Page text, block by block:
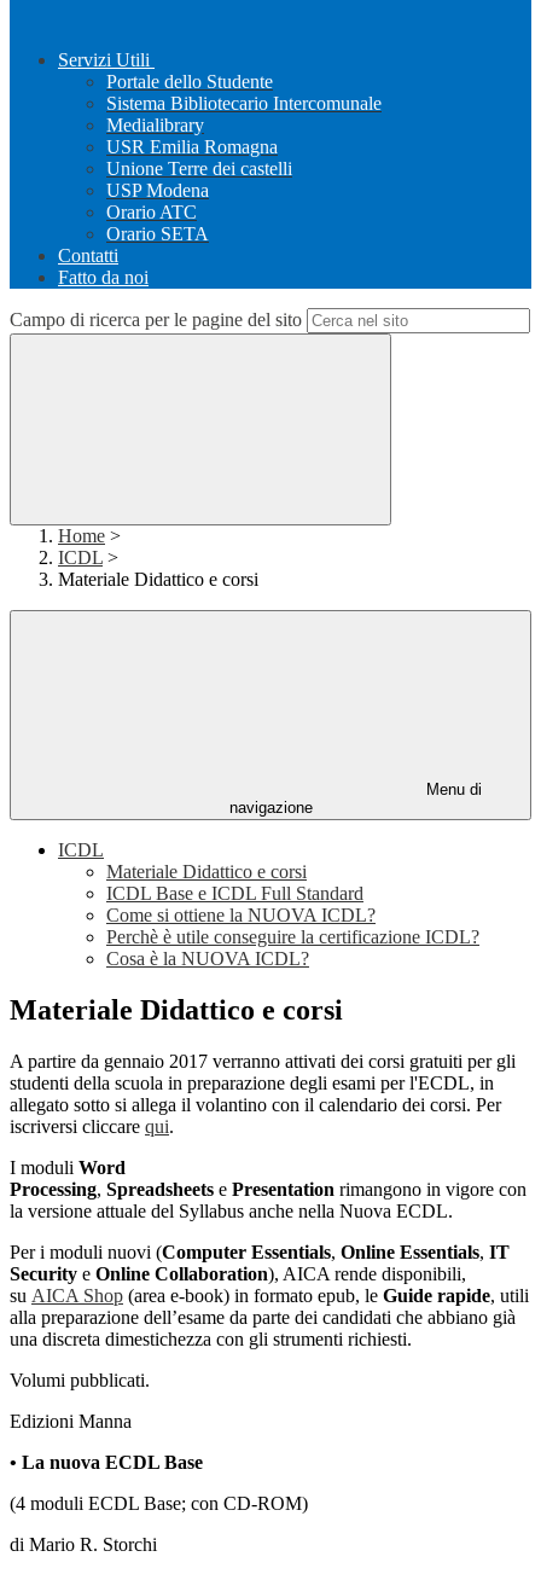
Servizi Utili
Portale dello Studente
Sistema Bibliotecario Intercomunale
Medialibrary
USR Emilia Romagna
Unione Terre dei castelli
USP Modena
Orario ATC
Orario SETA
Contatti
Fatto da noi
Campo di ricerca per le pagine del sito
Home >
ICDL >
Materiale Didattico e corsi
Menu di
navigazione
ICDL
Materiale Didattico e corsi
ICDL Base e ICDL Full Standard
Come si ottiene la NUOVA ICDL?
Perchè è utile conseguire la certificazione ICDL?
Cosa è la NUOVA ICDL?
Materiale Didattico e corsi
A partire da gennaio 2017 verranno attivati dei corsi gratuiti per gli
studenti della scuola in preparazione degli esami per l'ECDL, in
allegato sotto si allega il volantino con il calendario dei corsi. Per
iscriversi cliccare qui.
I moduli Word
Processing, Spreadsheets e Presentation rimangono in vigore con
la versione attuale del Syllabus anche nella Nuova ECDL.
Per i moduli nuovi (Computer Essentials, Online Essentials, IT
Security e Online Collaboration), AICA rende disponibili,
su AICA Shop (area e-book) in formato epub, le Guide rapide, utili
alla preparazione dell’esame da parte dei candidati che abbiano già
una discreta dimestichezza con gli strumenti richiesti.
Volumi pubblicati.
Edizioni Manna
• La nuova ECDL Base
(4 moduli ECDL Base; con CD-ROM)
di Mario R. Storchi